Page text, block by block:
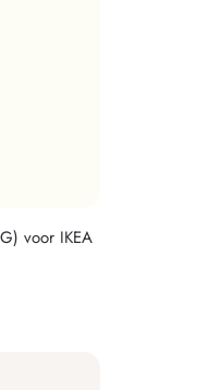
voor IKEA